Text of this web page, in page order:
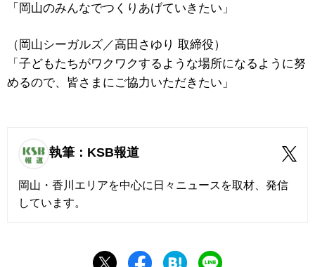
「岡山のみんなでつくりあげていきたい」
（岡山シーガルズ／高田さゆり 取締役）
「子どもたちがワクワクするような場所になるように努
めるので、皆さまにご協力いただきたい」
執筆：KSB報道
岡山・香川エリアを中心に日々ニュースを取材、発信
しています。